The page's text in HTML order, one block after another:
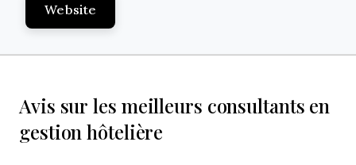
Website
Avis sur les meilleurs consultants en
gestion hôtelière